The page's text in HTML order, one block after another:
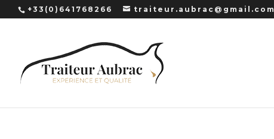
+33(0)641768266 traiteur.aubrac@gmail.com